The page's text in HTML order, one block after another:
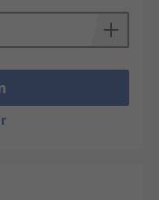
Eingriffe in
installiert
gestaltet
sind
zu